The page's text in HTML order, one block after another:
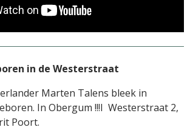
in de Westerstraat
Marten Talens bleek in
In Obergum !!!I Westerstraat 2,
Poort.